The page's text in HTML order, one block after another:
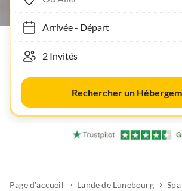
Arrivée- Départ
Rechercher un
Page d'accueil Lande de Lunebourg